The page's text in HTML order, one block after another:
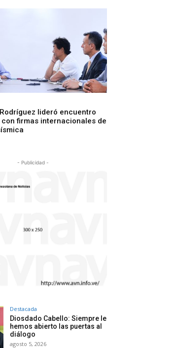
lideró encuentro
firmas internacionales de
- Publicidad -
Destacada
Diosdado Cabello: Siempre le
hemos abierto las puertas al
diálogo
agosto 5, 2026